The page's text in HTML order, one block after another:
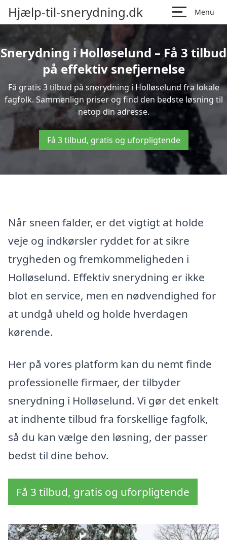
Hjælp-til-snerydning.dk Menu
Snerydning i Holløselund – Få 3 tilbud
på effektiv snefjernelse
Få gratis 3 tilbud på snerydning i Holløselund fra lokale
fagfolk. Sammenlign priser og find den bedste løsning til
netop din adresse.
Få 3 tilbud, gratis og uforpligtende
Når sneen falder, er det vigtigt at holde
veje og indkørsler ryddet for at sikre
trygheden og fremkommeligheden i
Holløselund. Effektiv snerydning er ikke
blot en service, men en nødvendighed for
at undgå uheld og holde hverdagen
kørende.
Her på vores platform kan du nemt finde
professionelle firmaer, der tilbyder
snerydning i Holløselund. Vi gør det enkelt
at indhente tilbud fra forskellige fagfolk,
så du kan vælge den løsning, der passer
bedst til dine behov.
Få 3 tilbud, gratis og uforpligtende